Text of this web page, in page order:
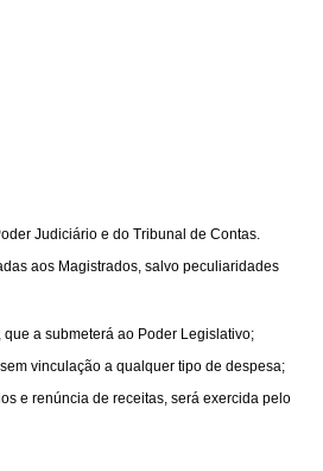
Judiciário e do Tribunal de Contas.
aos Magistrados, salvo peculiaridades
a submeterá ao Poder Legislativo;
vinculação a qualquer tipo de despesa;
e renúncia de receitas, será exercida pelo